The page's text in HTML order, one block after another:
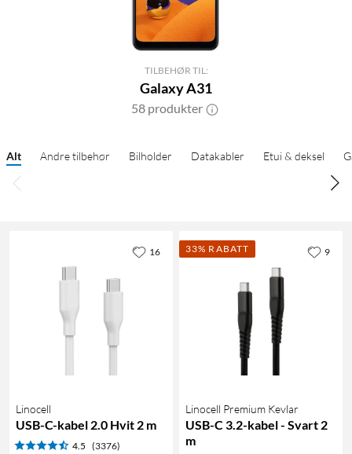
TILBEHØR TIL:
Galaxy A31
58 produkter
Alt Andre tilbehør Bilholder Datakabler Etui & deksel
Linocell
USB-C-kabel 2.0 Hvit 2 m
4.5 (3376)
16 33% RABATT
Linocell Premium Kevlar
USB-C 3.2-kabel - Svart 2
m
9